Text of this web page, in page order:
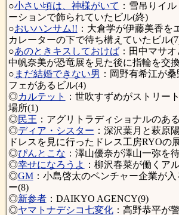
○小さい頃は、神様がいて ：雪吊りイ
ーションで飾られていたビル(終)
○おいハンサム!! ：大倉学が伊藤美香を
カレーターの下で待ち構えていたビル
○あのときキスしておけば：田中マサオ
中帆奈美が恐竜展を見た後に指輪を交
○ まだ結婚できない男 ：岡野有希江が
フェがあるビル(4)
◎カルテット
：世吹すずめがストリー
場所(1)
◎民王 ：アグリトラディショナルのあ
◎ディア・シスター ：深沢葉月と萩原
ドレスを見に行ったドレス工房RYOの
◎ぴんとこな ：澤山優奈が澤山一弥を
◎幸せになろうよ ：柳沢春菜が働くア
◎GM：小島啓太のベンチャー企業が
ー(8)
◎新参者：DAIKYO AGENCY(9)
◎ヤマトナデシコ七変化：高野恭平が